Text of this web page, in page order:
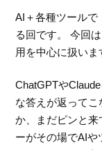
AI＋各種ツールで
る回です。 今回
用を中心に扱いま
ChatGPTや
な答えが返って
か、まだピンと
ーがその場でAIや